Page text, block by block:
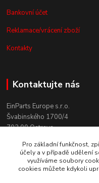
Bankovní účet
Reklamace/vrácení zboží
Kontakty
Kontaktujte nás
EinParts Europe s.r.o.
Švabinského 1700/4
702 00 Ostrava
+420 558 080 004
(po. - pá. 9:00-13:00)
obchod@einparts.cz
Pro základní funkčnost,
účely a v případě udělení
využíváme soubory
cookies můžete kdykoli